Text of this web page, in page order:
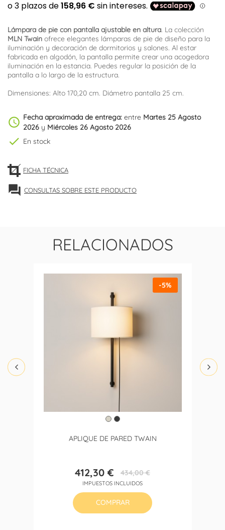
Lámpara de pie con pantalla ajustable en altura. La colección
MLN Twain ofrece elegantes lámparas de pie de diseño para la
iluminación y decoración de dormitorios y salones. Al estar
fabricada en algodón, la pantalla permite crear una acogedora
iluminación en la estancia. Puedes regular la posición de la
pantalla a lo largo de la estructura.
Dimensiones: Alto 170,20 cm. Diámetro pantalla 25 cm.
schedule Fecha aproximada de entrega: entre Martes 25 Agosto
2026 y Miércoles 26 Agosto 2026
check En stock
FICHA TÉCNICA
forum CONSULTAS SOBRE ESTE PRODUCTO
RELACIONADOS
APLIQUE DE PARED TWAIN
Precio
412,30 €Precio
base
434,00 €
IMPUESTOS INCLUIDOS
-5%
COMPRAR